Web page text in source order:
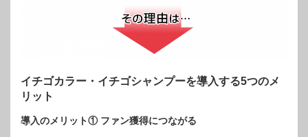
イチゴカラー・イチゴシャンプーを導入する5つのメ
リット
導入のメリット① ファン獲得につながる